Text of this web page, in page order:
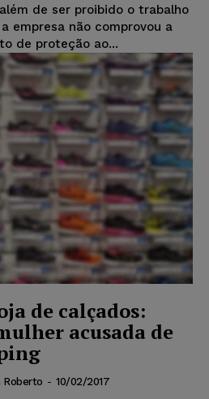
de ser proibido o trabalho
empresa não comprovou a
de proteção ao...
de calçados:
acusada de
Roberto - 10/02/2017